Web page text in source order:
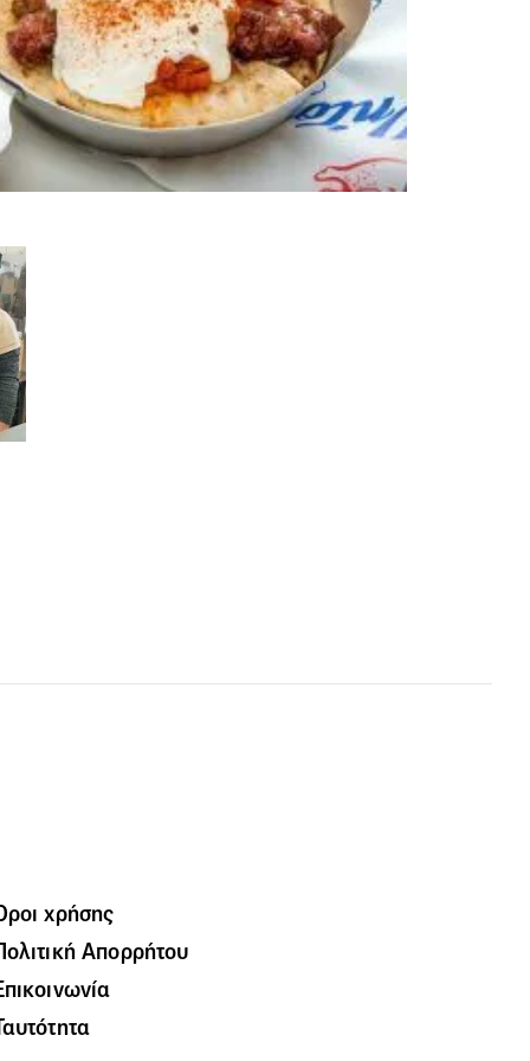
χρήσης
Απορρήτου